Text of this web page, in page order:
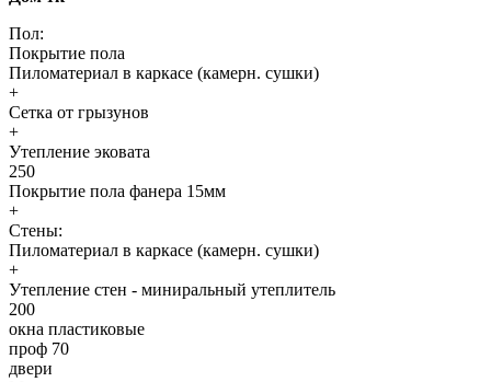
Пол:
Покрытие пола
Пиломатериал в каркасе (камерн. сушки)
+
Сетка от грызунов
+
Утепление эковата
250
Покрытие пола фанера 15мм
+
Стены:
Пиломатериал в каркасе (камерн. сушки)
+
Утепление стен - миниральный утеплитель
200
окна пластиковые
проф 70
двери